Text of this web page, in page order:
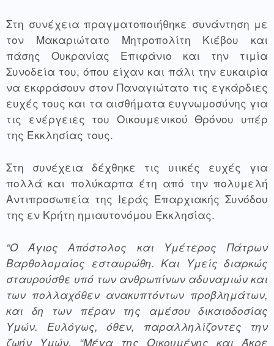
Στη συνέχεια πραγματοποιήθηκε συνάντηση με
τον Μακαριώτατο Μητροπολίτη Κιέβου και
πάσης Ουκρανίας Επιφάνιο και την τιμία
Συνοδεία του, όπου είχαν και πάλι την ευκαιρία
να εκφράσουν στον Παναγιώτατο τις εγκάρδιες
ευχές τους και τα αισθήματα ευγνωμοσύνης για
τις ενέργειες του Οικουμενικού Θρόνου υπέρ
της Εκκλησίας τους.
Στη συνέχεια δέχθηκε τις υιικές ευχές για
πολλά και πολύκαρπα έτη από την πολυμελή
Αντιπροσωπεία της Ιεράς Επαρχιακής Συνόδου
της εν Κρήτη ημιαυτονόμου Εκκλησίας.
“Ο Άγιος Απόστολος και Υμέτερος Πάτρων
Βαρθολομαίος εσταυρώθη. Και Υμείς διαρκώς
σταυρούσθε υπό των ανθρωπίνων αδυναμιών και
των πολλαχόθεν ανακυπτόντων προβλημάτων,
και δη των πέραν της αμέσου δικαιοδοσίας
Υμών. Ευλόγως, όθεν, παραλληλίζοντες την
ζωήν Υμών, “Μέγα της Οικουμένης και Άκρε